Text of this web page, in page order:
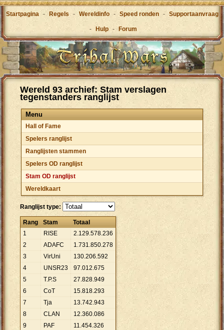
Startpagina - Regels - Wereldinfo - Speed ronden - Supportaanvraag
- Hulp - Forum
Wereld 93 archief: Stam verslagen
tegenstanders ranglijst
Menu
Hall of Fame
Spelers ranglijst
Ranglijsten stammen
Spelers OD ranglijst
Stam OD ranglijst
Wereldkaart
Ranglijst type:
Rang Stam
Totaal
1
RISE 2.129.578.236
2
ADAFC 1.731.850.278
3
VirUni 130.206.592
4
UNSR23 97.012.675
5
T.P.S 27.828.949
6
CoT 15.818.293
7
Tja 13.742.943
8
CLAN 12.360.086
9
PAF 11.454.326